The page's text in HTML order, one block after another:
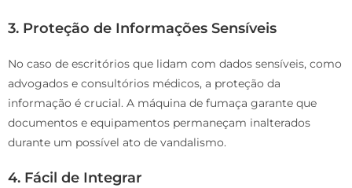
3. Proteção de Informações Sensíveis
No caso de escritórios que lidam com dados sensíveis, como
advogados e consultórios médicos, a proteção da
informação é crucial. A máquina de fumaça garante que
documentos e equipamentos permaneçam inalterados
durante um possível ato de vandalismo.
4. Fácil de Integrar